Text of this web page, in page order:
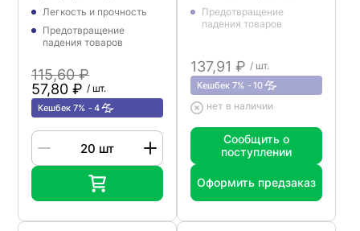
Легкость и прочность
Предотвращение
падения товаров
115,60 ₽
57,80 ₽ / шт.
Кешбек 7% 4
Предотвращение
падения товаров
137,91 ₽ / шт.
Кешбек 7% 10
нет в наличии
Сообщить о
поступлении
Оформить предзаказ